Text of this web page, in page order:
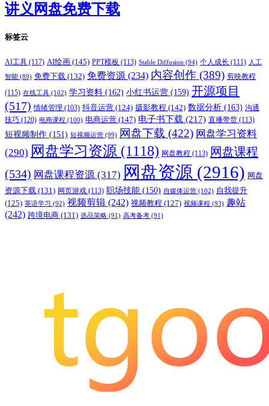
讲义网盘免费下载
标签云
AI工具 (117) AI绘画 (145) PPT模板 (113) Stable Diffusion (94) 个人成长 (111) 人工
智能 (89) 免费下载 (132) 免费资源 (234) 内容创作 (389) 剪映教程
(115) 在线工具 (102) 学习资料 (162) 小红书运营 (159) 开源项目
(517) 情绪管理 (103) 抖音运营 (124) 摄影教程 (142) 数据分析 (163) 沟通
技巧 (120) 电商课程 (100) 电商运营 (147) 电子书下载 (217) 直播带货 (113)
短视频制作 (151) 短视频运营 (99) 网盘下载 (422) 网盘学习资料
(290) 网盘学习资源 (1118) 网盘教程 (113) 网盘课程
(534) 网盘课程资源 (317) 网盘资源 (2916) 网盘
资源下载 (131) 网页游戏 (113) 职场技能 (150) 自媒体运营 (102) 自我提升
(125) 英语学习 (92) 视频剪辑 (242) 视频教程 (127) 视频课程 (93) 趣站
(242) 跨境电商 (131) 选品策略 (91) 高考备考 (91)